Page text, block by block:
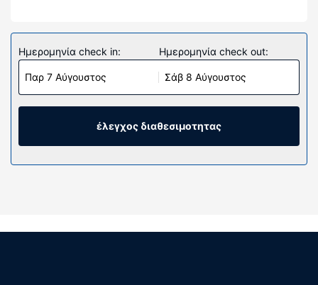
Νιώστε σαν στο σπίτι σας σε ένα από τα 80 δωμάτια με
μοναδική διακόσμηση ανά δωμάτιο, όπου υπάρχουν
φούρνοι μικροκυμάτων και τηλεοράσεις LCD. Το
δωμάτιό σας διαθέτει άνετο κρεβάτι (με ανώστρωμα).
Με τη δωρεάν ενσύρματη κι ασύρματη πρόσβαση στο
ίντερνετ θα είστε πάντα online και για τη διασκέδασή
δραστηριότητες που προσφέρονται, όπως σάουνα και
Ημερομηνία check in:
Παρ 7 Αύγουστος
Ημερομηνία check out:
Σάβ 8 Αύγουστος
έλεγχος διαθεσιμοτητας